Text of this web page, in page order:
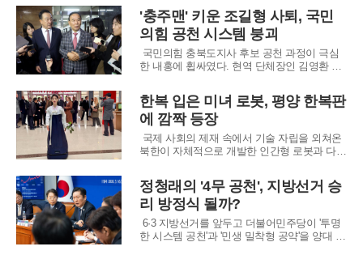
정에서 해당 표현을 사용했고, 이는 즉각 보수
진영 내부의 거센 반발을 불러일으켰다. 세대
갈등과 노인 폄하라는 비판이 동시에 제기되며
파문이 확산되는 모양새다.사건의 발단은 조갑
제
'충주맨' 키운 조길형 사퇴, 국민
의힘 공천 시스템 붕괴
국민의힘 충북도지사 후보 공천 과정이 극심
한 내홍에 휩싸였다. 현역 단체장인 김영환 지
던 조길형 전 충주시장이 후보직 사퇴를 선언
하면서 파문이 일파만파 번지고 있다. 당 지도
부가 뒤늦게 수습에 나섰지만, 후보들 간의 갈
등의 골이 깊어지며 선거 전부터 당내 분열상
이 노
한복 입은 미녀 로봇, 평양 한복판
에 깜짝 등장
국제 사회의 제재 속에서 기술 자립을 외쳐온
북한이 자체적으로 개발한 인간형 로봇과 다양
고 있다. 특히 전통 한복을 입은 여성 형태의
로봇이 공개 행사에서 포착되면서, 북한의 로
봇 기술 수준과 그 활용 목적에 대한 궁금증이
증폭되고 있다.가장 눈길을 끈 것은 평양교원
대
정청래의 '4무 공천', 지방선거 승
리 방정식 될까?
6·3 지방선거를 앞두고 더불어민주당이 '투명
한 시스템 공천'과 '민생 밀착형 공약'을 양대 축